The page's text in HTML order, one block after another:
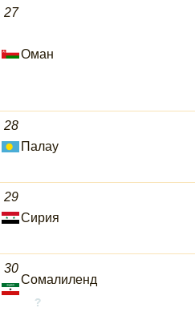
27
Оман
28
Палау
29
Сирия
30
Сомалиленд